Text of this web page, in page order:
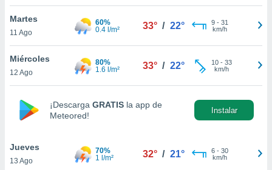
de
aceptar
de
Martes
11 Ago
60%
0.4 l/m²
33° / 22° 9- 31
km/h
Miércoles
12 Ago
80%
1.6 l/m²
33° / 22° 10- 33
km/h
¡Descarga GRATIS la app de
Meteored!
Instalar
Jueves
13 Ago
70%
1 l/m²
32° / 21° 6- 30
km/h